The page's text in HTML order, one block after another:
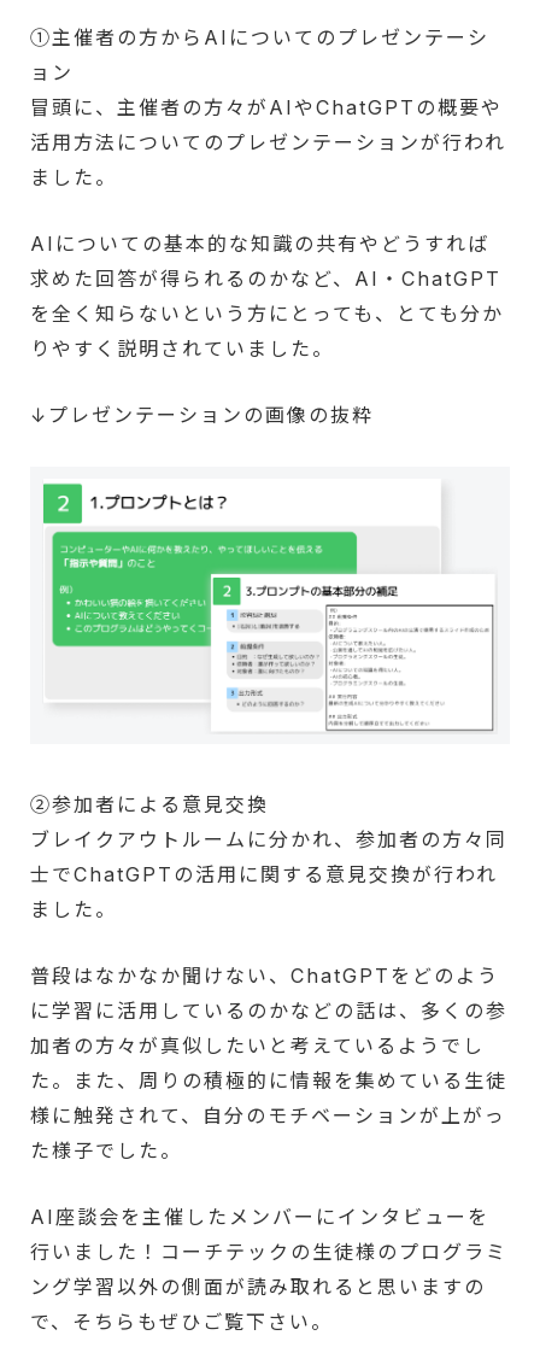
①主催者の方からAIについてのプレゼンテーシ
ョン
冒頭に、主催者の方々がAIやChatGPTの概要や
活用方法についてのプレゼンテーションが行われ
ました。
AIについての基本的な知識の共有やどうすれば
求めた回答が得られるのかなど、AI・ChatGPT
を全く知らないという方にとっても、とても分か
りやすく説明されていました。
↓プレゼンテーションの画像の抜粋
②参加者による意見交換
ブレイクアウトルームに分かれ、参加者の方々同
士でChatGPTの活用に関する意見交換が行われ
ました。
普段はなかなか聞けない、ChatGPTをどのよう
に学習に活用しているのかなどの話は、多くの参
加者の方々が真似したいと考えているようでし
た。また、周りの積極的に情報を集めている生徒
様に触発されて、自分のモチベーションが上がっ
た様子でした。
AI座談会を主催したメンバーにインタビューを
行いました！コーチテックの生徒様のプログラミ
ング学習以外の側面が読み取れると思いますの
で、そちらもぜひご覧下さい。